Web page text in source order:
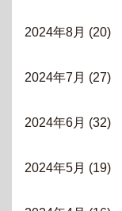
2024年8月 (20)
2024年7月 (27)
2024年6月 (32)
2024年5月 (19)